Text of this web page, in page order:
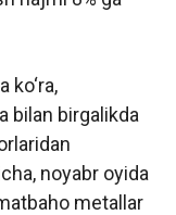
ko‘ra,
bilan birgalikda
noyabr oyida
metallar